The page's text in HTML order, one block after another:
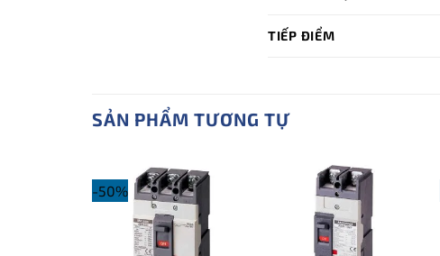
TIẾP ĐIỂM
SẢN PHẨM TƯƠNG TỰ
-50%